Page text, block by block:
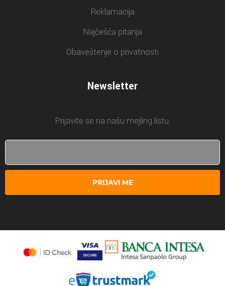
Reklamacija
Najčešća pitanja
Obaveštenje o privatnosti
Newsletter
Prijavite se na našu mejling listu.
PRIJAVI ME